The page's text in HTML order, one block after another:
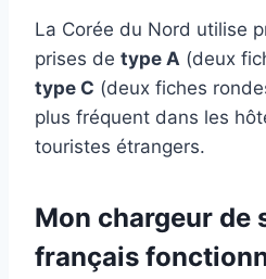
La Corée du Nord utilise
prises de type A (deux
type C (deux fiches
plus fréquent dans les
touristes étrangers.
Mon chargeur de
français